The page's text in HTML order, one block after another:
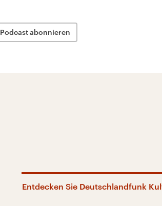
Podcast abonnieren
Entdecken Sie Deutschlandfunk